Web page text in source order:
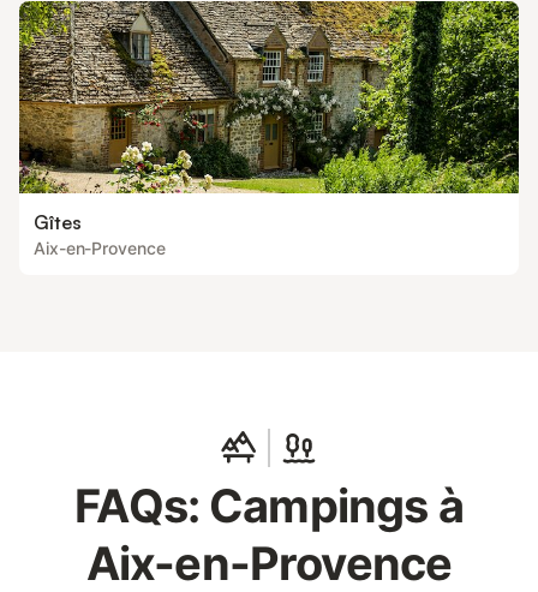
Gîtes
Aix-en-Provence
FAQs: Campings à
Aix-en-Provence